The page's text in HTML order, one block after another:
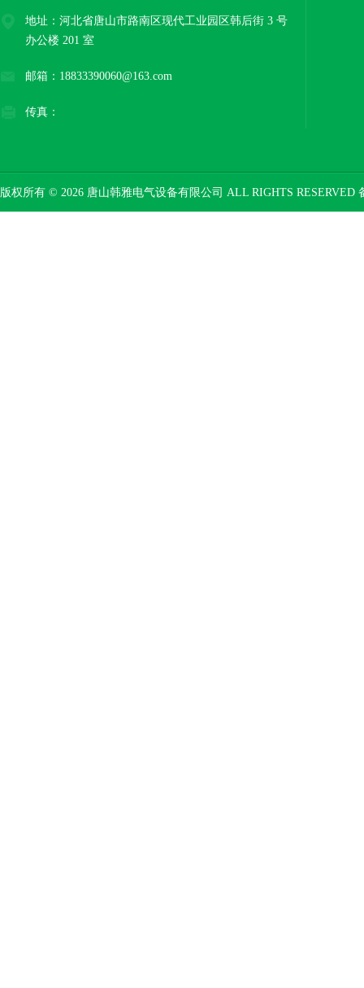
地址：河北省唐山市路南区现代工业园区韩后街 3 号
办公楼 201 室
邮箱：18833390060@163.com
传真：
版权所有 © 2026 唐山韩雅电气设备有限公司 ALL RIGHTS RESERVED